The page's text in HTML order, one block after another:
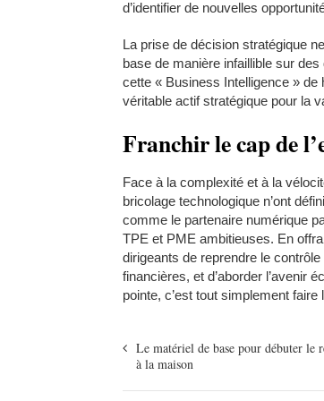
d’identifier de nouvelles
La prise de décision stratégique
base de manière infaillible sur
cette « Business Intelligence »
véritable actif stratégique pour la
Franchir le cap de
Face à la complexité et à la
bricolage technologique n’ont
comme le partenaire numérique
TPE et PME ambitieuses. En
dirigeants de reprendre le
financières, et d’aborder l’avenir
pointe, c’est tout simplement
Le matériel de base pour débuter le
à la maison